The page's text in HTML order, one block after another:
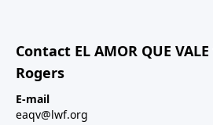
Contact EL AMOR QUE
Rogers
E-mail
eaqv@lwf.org